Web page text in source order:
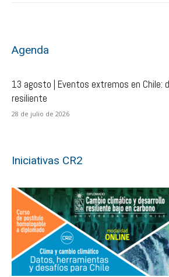
Agenda
13 agosto | Eventos extremos en Chile:
resiliente
28 de julio de 2026
Iniciativas CR2